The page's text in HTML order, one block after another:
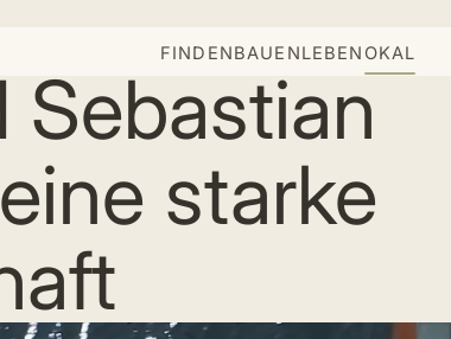
FINDENBAUENLEBEN OKAL
Sebastian
starke